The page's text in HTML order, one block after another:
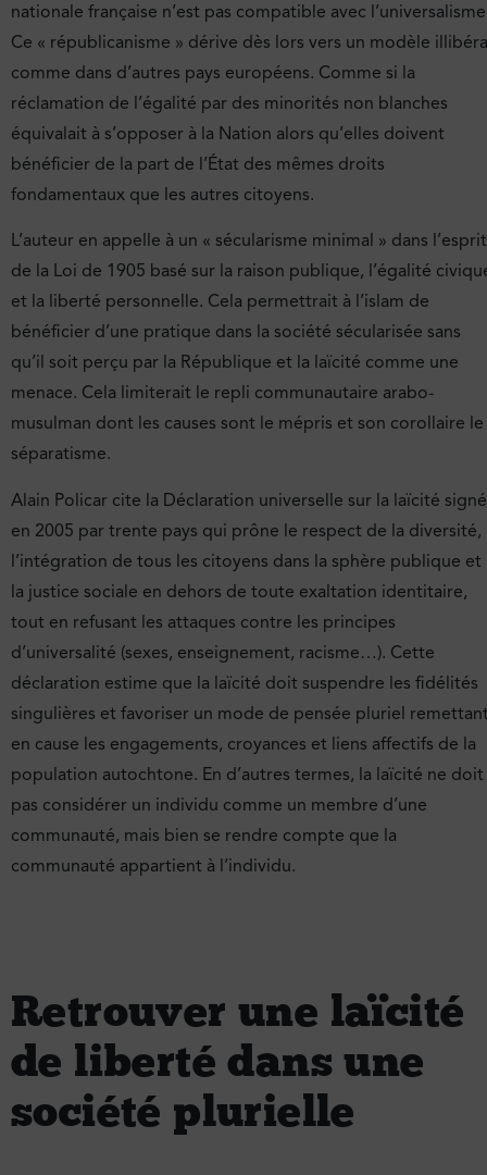
nationale française n’est pas compatible avec
Ce « républicanisme » dérive dès lors vers un modèle
comme dans d’autres pays européens. Comme si la
réclamation de l’égalité par des minorités non blanches
équivalait à s’opposer à la Nation alors qu’elles doivent
bénéficier de la part de l’État des mêmes droits
fondamentaux que les autres citoyens.
L’auteur en appelle à un « sécularisme minimal » dans l’esprit
de la Loi de 1905 basé sur la raison publique, l’égalité
et la liberté personnelle. Cela permettrait à l’islam de
bénéficier d’une pratique dans la société sécularisée sans
qu’il soit perçu par la République et la laïcité comme une
menace. Cela limiterait le repli communautaire arabo-
musulman dont les causes sont le mépris et son corollaire le
séparatisme.
Alain Policar cite la Déclaration universelle sur la laïcité
en 2005 par trente pays qui prône le respect de la diversité,
l’intégration de tous les citoyens dans la sphère publique et
la justice sociale en dehors de toute exaltation identitaire,
tout en refusant les attaques contre les principes
d’universalité (sexes, enseignement, racisme…). Cette
déclaration estime que la laïcité doit suspendre les fidélités
singulières et favoriser un mode de pensée pluriel
en cause les engagements, croyances et liens affectifs de la
population autochtone. En d’autres termes, la laïcité ne doit
pas considérer un individu comme un membre d’une
communauté, mais bien se rendre compte que la
communauté appartient à l’individu.
Retrouver une laïcité
de liberté dans une
société plurielle